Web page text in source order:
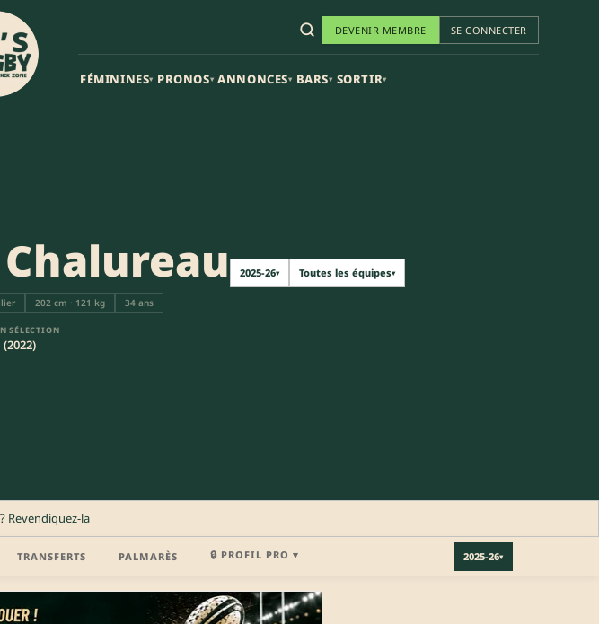
DEVENIR MEMBRE SE CONNECTER
FÉMININES▾ PRONOS▾ ANNONCES▾ BARS▾ SORTIR▾
2025-26▾ Toutes les équipes▾
202 cm · 121 kg 34 ans
SÉLECTION
Revendiquez-la
TRANSFERTS PALMARÈS 🔒 PROFIL PRO ▾ 2025-26▾